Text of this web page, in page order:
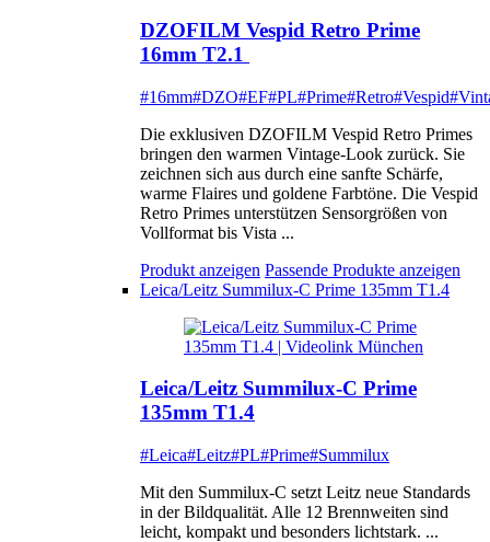
DZOFILM Vespid Retro Prime
16mm T2.1
#16mm#DZO#EF#PL#Prime#Retro#Vespid
Die exklusiven DZOFILM Vespid Retro Primes
bringen den warmen Vintage-Look zurück. Sie
zeichnen sich aus durch eine sanfte Schärfe,
warme Flaires und goldene Farbtöne. Die Vespid
Retro Primes unterstützen Sensorgrößen von
Vollformat bis Vista ...
Produkt anzeigen Passende Produkte anzeigen
Leica/Leitz Summilux-C Prime 135mm T1.4
Leica/Leitz Summilux-C Prime
135mm T1.4
#Leica#Leitz#PL#Prime#Summilux
Mit den Summilux-C setzt Leitz neue Standards
in der Bildqualität. Alle 12 Brennweiten sind
leicht, kompakt und besonders lichtstark. ...